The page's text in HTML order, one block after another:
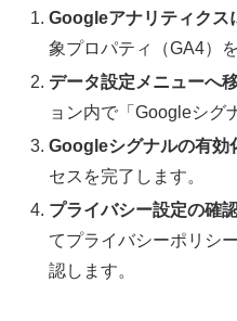
Googleアナリティクス
象プロパティ（GA4）
データ設定メニューへ
ョン内で「Googleシグ
Googleシグナルの有効
セスを完了します。
プライバシー設定の確認
てプライバシーポリシ
認します。